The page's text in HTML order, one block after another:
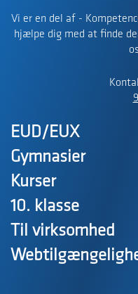
Vi er en del af -
hjælpe dig med at finde
EUD/EUX
Gymnasier
Kurser
10. klasse
Til virksomhed